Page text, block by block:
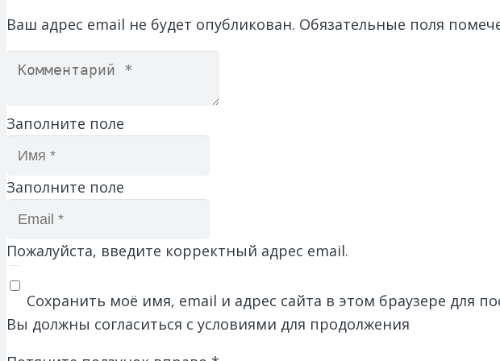
Ваш адрес email не будет опубликован. Обязательные поля
Заполните поле
Заполните поле
Пожалуйста, введите корректный адрес email.
Сохранить моё имя, email и адрес сайта в этом браузере для
Вы должны согласиться с условиями для продолжения